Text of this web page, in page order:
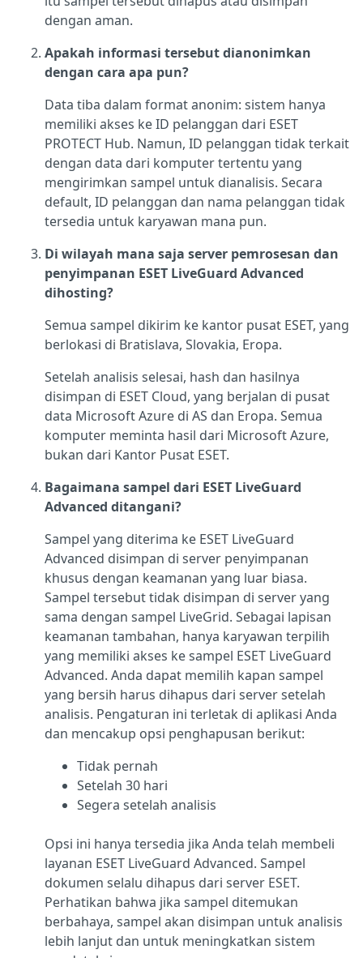
dengan aman.
Apakah informasi tersebut dianonimkan
dengan cara apa pun?
Data tiba dalam format anonim: sistem hanya
memiliki akses ke ID pelanggan dari ESET
PROTECT Hub. Namun, ID pelanggan tidak terkait
dengan data dari komputer tertentu yang
mengirimkan sampel untuk dianalisis. Secara
default, ID pelanggan dan nama pelanggan tidak
tersedia untuk karyawan mana pun.
Di wilayah mana saja server pemrosesan dan
penyimpanan ESET LiveGuard Advanced
dihosting?
Semua sampel dikirim ke kantor pusat ESET, yang
berlokasi di Bratislava, Slovakia, Eropa.
Setelah analisis selesai, hash dan hasilnya
disimpan di ESET Cloud, yang berjalan di pusat
data Microsoft Azure di AS dan Eropa. Semua
komputer meminta hasil dari Microsoft Azure,
bukan dari Kantor Pusat ESET.
Bagaimana sampel dari ESET LiveGuard
Advanced ditangani?
Sampel yang diterima ke ESET LiveGuard
Advanced disimpan di server penyimpanan
khusus dengan keamanan yang luar biasa.
Sampel tersebut tidak disimpan di server yang
sama dengan sampel LiveGrid. Sebagai lapisan
keamanan tambahan, hanya karyawan terpilih
yang memiliki akses ke sampel ESET LiveGuard
Advanced. Anda dapat memilih kapan sampel
yang bersih harus dihapus dari server setelah
analisis. Pengaturan ini terletak di aplikasi Anda
dan mencakup opsi penghapusan berikut:
Tidak pernah
Setelah 30 hari
Segera setelah analisis
Opsi ini hanya tersedia jika Anda telah membeli
layanan ESET LiveGuard Advanced. Sampel
dokumen selalu dihapus dari server ESET.
Perhatikan bahwa jika sampel ditemukan
berbahaya, sampel akan disimpan untuk analisis
lebih lanjut dan untuk meningkatkan sistem